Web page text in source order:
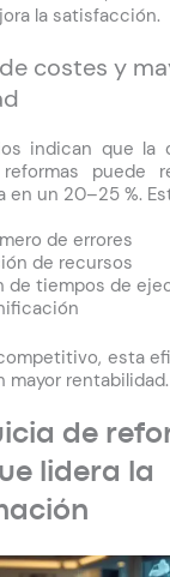
la satisfacción.
costes y
indican que la
puede
en un 20–25 %.
de errores
de recursos
de tiempos de
esta
rentabilidad.
de
lidera la